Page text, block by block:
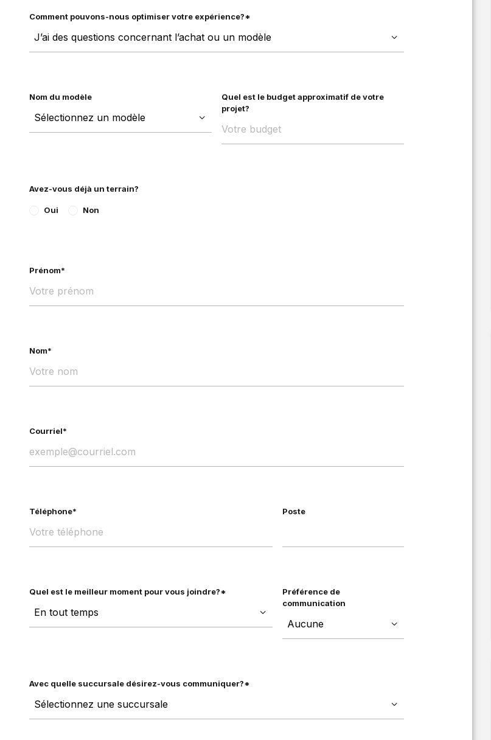
Comment pouvons-nous optimiser votre expérience?*
Nom du modèle
Quel est le budget approximatif de votre
projet?
Avez-vous déjà un terrain?
Oui Non
Prénom*
Nom*
Courriel*
Téléphone* Poste
Quel est le meilleur moment pour vous joindre?*
Préférence de
communication
Avec quelle succursale désirez-vous communiquer?*